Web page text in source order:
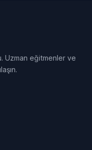
Uzman eğitmenler ve